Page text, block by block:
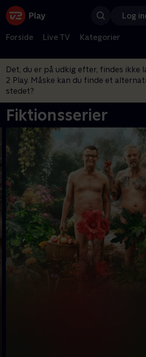
Log
Forside Live TV Kategorier
Det, du er på udkig efter, findes ikke
2 Play. Måske kan du finde et
stedet?
Fiktionsserier